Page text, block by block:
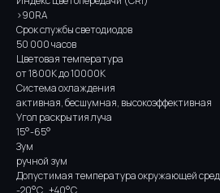
>90RA
Срок службы светодиодов
50 000 часов
Цветовая температура
от 1800K до 10000К
Система охлаждения
активная, бесшумная, высокоэффективная
Угол раскрытия луча
15°-65°
Зум
ручной зум
Допустимая температура окружающей
-20°С…+40°С